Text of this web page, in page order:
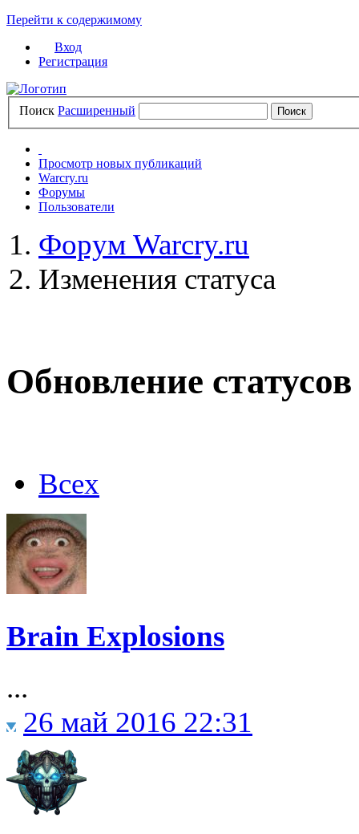
Перейти к содержимому
Вход
Регистрация
Поиск Расширенный
Просмотр новых публикаций
Warcry.ru
Форумы
Пользователи
Форум Warcry.ru
Изменения статуса
Обновление статусов
Всех
Brain Explosions
...
26 май 2016 22:31